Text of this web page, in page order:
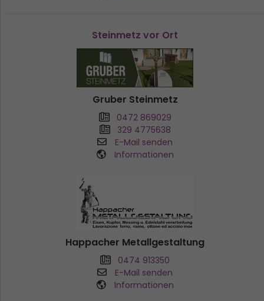
Steinmetz vor Ort
Gruber Steinmetz
0472 869029
329 4775638
E-Mail senden
Informationen
Happacher Metallgestaltung
0474 913350
E-Mail senden
Informationen